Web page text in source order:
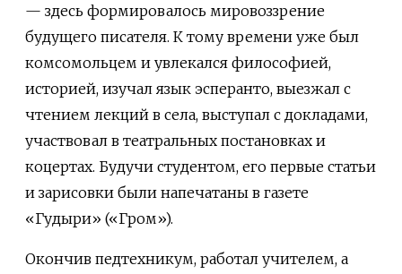
— здесь формировалось мировоззрение
будущего писателя. К тому времени уже был
комсомольцем и увлекался философией,
историей, изучал язык эсперанто, выезжал с
чтением лекций в села, выступал с докладами,
участвовал в театральных постановках и
коцертах. Будучи студентом, его первые статьи
и зарисовки были напечатаны в газете
«Гудыри» («Гром»).
Окончив педтехникум, работал учителем, а